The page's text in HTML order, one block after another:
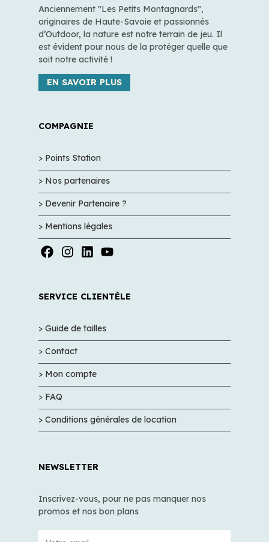
Anciennement "Les Petits Montagnards",
originaires de Haute-Savoie et passionnés
d’Outdoor, la nature est notre terrain de jeu. Il
est évident pour nous de la protéger quelle que
soit notre activité !
EN SAVOIR PLUS
COMPAGNIE
> Points Station
> Nos partenaires
> Devenir Partenaire ?
> Mentions légales
SERVICE CLIENTÈLE
> Guide de tailles
> Contact
> Mon compte
> FAQ
> Conditions générales de location
NEWSLETTER
Inscrivez-vous, pour ne pas manquer nos
promos et nos bon plans